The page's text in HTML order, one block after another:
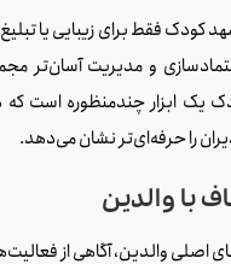
کودک فقط برای زیبایی یا
و مدیریت آسان‌تر
یک ابزار چندمنظوره است که
را حرفه‌ای‌تر نشان می‌دهد.
با والدین
اصلی والدین، آگاهی از